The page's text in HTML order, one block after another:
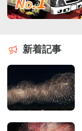
新着記事